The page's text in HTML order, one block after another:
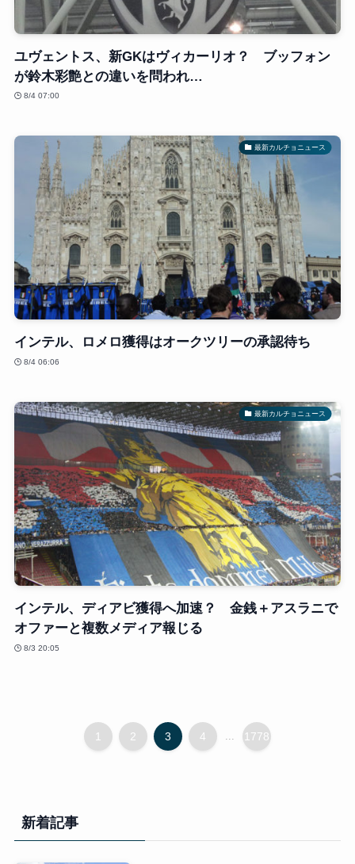
ユヴェントス、新GKはヴィカーリオ？ ブッフォン
が鈴木彩艶との違いを問われ…
8/4 07:00
最新カルチョニュース
インテル、ロメロ獲得はオークツリーの承認待ち
8/4 06:06
最新カルチョニュース
インテル、ディアビ獲得へ加速？ 金銭＋アスラニで
オファーと複数メディア報じる
8/3 20:05
1 2 3 4 ... 1778
新着記事